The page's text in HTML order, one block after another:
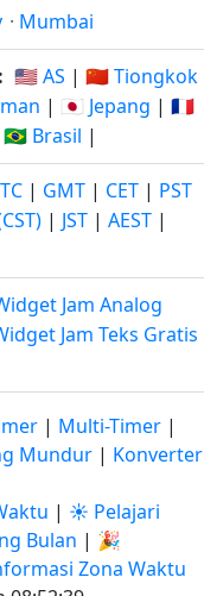
· Mumbai
🇺🇸 AS | 🇨🇳 Tiongkok
| 🇯🇵 Jepang | 🇫🇷
🇧🇷 Brasil |
| GMT | CET | PST
| JST | AEST |
Jam Analog
Jam Teks Gratis
| Multi-Timer |
Mundur | Konverter
| ☀️ Pelajari
Bulan | 🎉
Zona Waktu